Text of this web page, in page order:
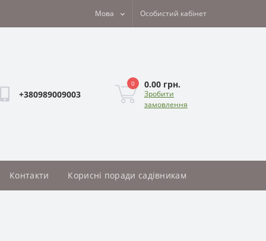
Мова Особистий кабінет
+380989009003
0 0.00 грн.
Зробити
замовлення
Контакти Корисні поради садівникам